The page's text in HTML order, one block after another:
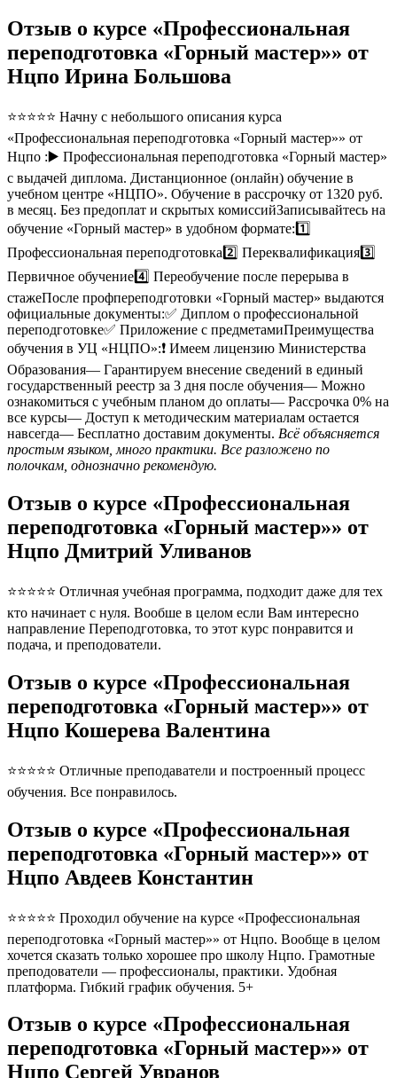
Отзыв о курсе «Профессиональная
переподготовка «Горный мастер»» от
Нцпо Ирина Большова
⭐⭐⭐⭐⭐ Начну с небольшого описания курса
«Профессиональная переподготовка «Горный мастер»» от
Нцпо :▶️ Профессиональная переподготовка «Горный мастер»
с выдачей диплома. Дистанционное (онлайн) обучение в
учебном центре «НЦПО». Обучение в рассрочку от 1320 руб.
в месяц. Без предоплат и скрытых комиссийЗаписывайтесь на
обучение «Горный мастер» в удобном формате:1️⃣
Профессиональная переподготовка2️⃣ Переквалификация3️⃣
Первичное обучение4️⃣ Переобучение после перерыва в
стажеПосле профпереподготовки «Горный мастер» выдаются
официальные документы:✅ Диплом о профессиональной
переподготовке✅ Приложение с предметамиПреимущества
обучения в УЦ «НЦПО»:❗️ Имеем лицензию Министерства
Образования— Гарантируем внесение сведений в единый
государственный реестр за 3 дня после обучения— Можно
ознакомиться с учебным планом до оплаты— Рассрочка 0% на
все курсы— Доступ к методическим материалам остается
навсегда— Бесплатно доставим документы. Всё объясняется
простым языком, много практики. Все разложено по
полочкам, однозначно рекомендую.
Отзыв о курсе «Профессиональная
переподготовка «Горный мастер»» от
Нцпо Дмитрий Уливанов
⭐⭐⭐⭐⭐ Отличная учебная программа, подходит даже для тех
кто начинает с нуля. Вообше в целом если Вам интересно
направление Переподготовка, то этот курс понравится и
подача, и преподователи.
Отзыв о курсе «Профессиональная
переподготовка «Горный мастер»» от
Нцпо Кошерева Валентина
⭐⭐⭐⭐⭐ Отличные преподаватели и построенный процесс
обучения. Все понравилось.
Отзыв о курсе «Профессиональная
переподготовка «Горный мастер»» от
Нцпо Авдеев Константин
⭐⭐⭐⭐⭐ Проходил обучение на курсе «Профессиональная
переподготовка «Горный мастер»» от Нцпо. Вообще в целом
хочется сказать только хорошее про школу Нцпо. Грамотные
преподователи — профессионалы, практики. Удобная
платформа. Гибкий график обучения. 5+
Отзыв о курсе «Профессиональная
переподготовка «Горный мастер»» от
Нцпо Сергей Увранов